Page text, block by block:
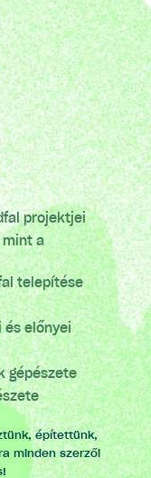
projektjei
mint a
telepítése
előnyei
gépészete
építettünk,
minden szerzői